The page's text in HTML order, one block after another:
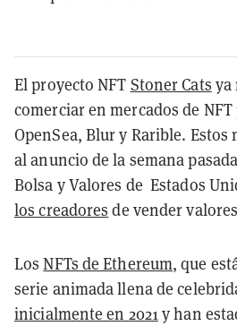
El proyecto NFT Stoner Cats ya
comerciar en mercados de
OpenSea, Blur y Rarible.
al anuncio de la semana
Bolsa y Valores de Estados
los creadores de vender
LosNFTs de Ethereum, que
serie animada llena de
inicialmente en 2021y han